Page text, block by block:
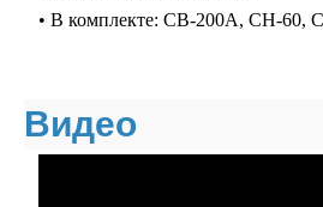
• В комплекте: CB-200A, CH-60,
Видео